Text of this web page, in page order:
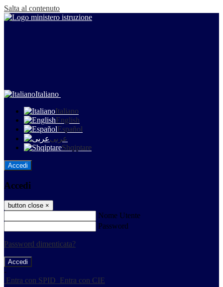
Salta al contenuto
Italiano
Italiano
English
Español
عربى
Shqiptare
Accedi
Accedi
button close ×
Nome Utente
Password
Password dimenticata?
-
Entra con SPID Entra con CIE